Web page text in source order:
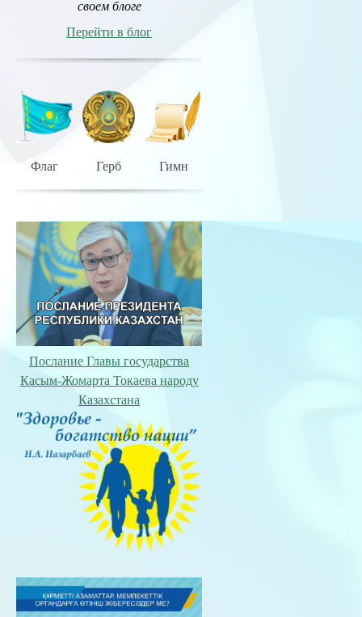
своем блоге
Перейти в блог
Флаг Герб Гимн
Послание Главы государства
Касым-Жомарта Токаева народу
Казахстана